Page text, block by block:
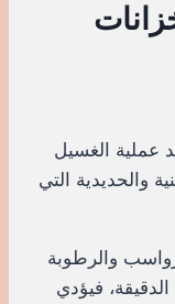
عملية الغسيل
والحديدية التي
والرطوبة
فيؤدي